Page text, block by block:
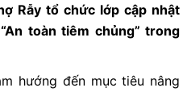
Rẫy tổ chức lớp cập nhật
“An toàn tiêm chủng”trong
hướng đến mục tiêu nâng